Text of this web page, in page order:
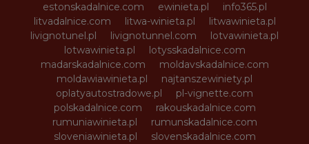
estonskadalnice.com
ewinieta.pl
info365.pl
litvadalnice.com
litwa-winieta.pl
litwawinieta.pl
livignotunel.pl
livignotunnel.com
lotvawinieta.pl
lotwawinieta.pl
lotysskadalnice.com
madarskadalnice.com
moldavskadalnice.com
moldawiawinieta.pl
najtanszewiniety.pl
oplatyautostradowe.pl
pl-vignette.com
polskadalnice.com
rakouskadalnice.com
rumuniawinieta.pl
rumunskadalnice.com
sloveniawinieta.pl
slovenskadalnice.com